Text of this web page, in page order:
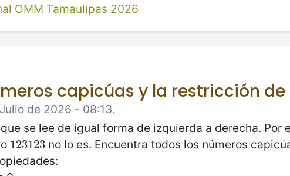
OMM Tamaulipas 2026
capicúas y la restricción
de 2026 - 08:13.
se lee de igual forma de izquierda a derecha. Por
123123
123123no lo es. Encuentra todos los números